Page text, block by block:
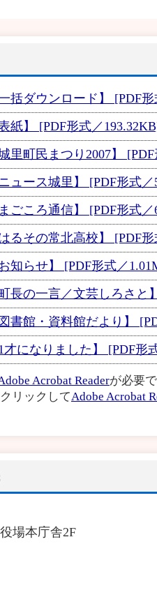
ダウンロード】 [PDF形
】 [PDF形式／
町民まつり2007】 [PDF
ース城里】 [PDF形式／
ころ通信】 [PDF形式／
その常北高校】 [PDF形
らせ】 [PDF形式／
の一言／文芸しろさと
館・資料館だより】
なりました】 [PDF形
Acrobat Readerが必要で
リックしてAdobe Acrobat
場本庁舎2F